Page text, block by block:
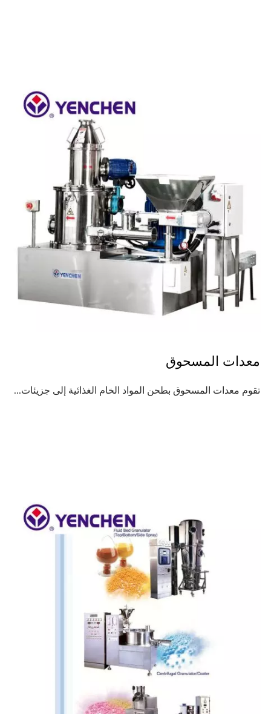
معدات المسحوق
تقوم معدات المسحوق بطحن المواد الخام الغذائية إلى جزيئات...